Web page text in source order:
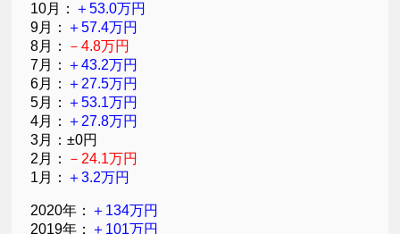
10月： ＋53.0万円
9月： ＋57.4万円
8月：
－4.8万円
7月： ＋43.2万円
6月： ＋27.5万円
5月： ＋53.1万円
4月： ＋27.8万円
3月：±0円
2月：
－24.1万円
1月： ＋3.2万円
2020年： ＋134万円
2019年： ＋101万円